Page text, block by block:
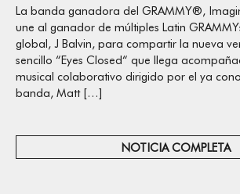
La banda ganadora del GRAMMY®,
une al ganador de múltiples Latin
global, J Balvin, para compartir la nueva
sencillo “Eyes Closed“ que llega
musical colaborativo dirigido por el ya
banda, Matt […]
NOTICIA COMPLETA